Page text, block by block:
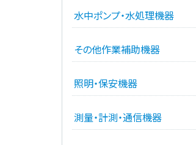
水中ポンプ・水処理機器
その他作業補助機器
照明・保安機器
測量・計測・通信機器